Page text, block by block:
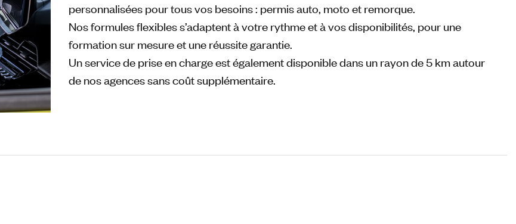
personnalisées pour tous vos besoins : permis auto, moto et remorque.
Nos formules flexibles s’adaptent à votre rythme et à vos disponibilités, pour une
formation sur mesure et une réussite garantie.
Un service de prise en charge est également disponible dans un rayon de 5 km autour
de nos agences sans coût supplémentaire.